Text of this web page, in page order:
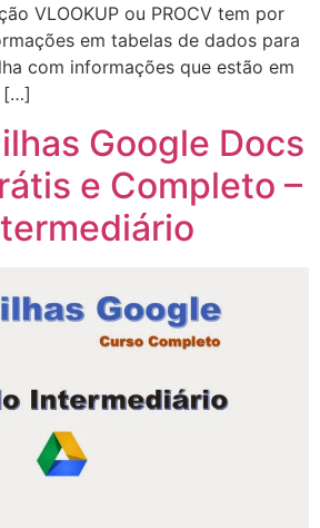
VLOOKUP ou PROCV tem por
em tabelas de dados para
com informações que estão em
[…]
Google Docs
e Completo –